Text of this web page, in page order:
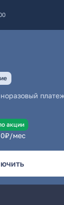
акции
₽/мес